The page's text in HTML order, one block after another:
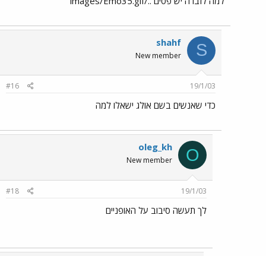
S
shahf
New member
19/1/03
#16
כדי שאנשים בשם אולג ישאלו למה
O
oleg_kh
New member
19/1/03
#18
לך תעשה סיבוב על האופניים